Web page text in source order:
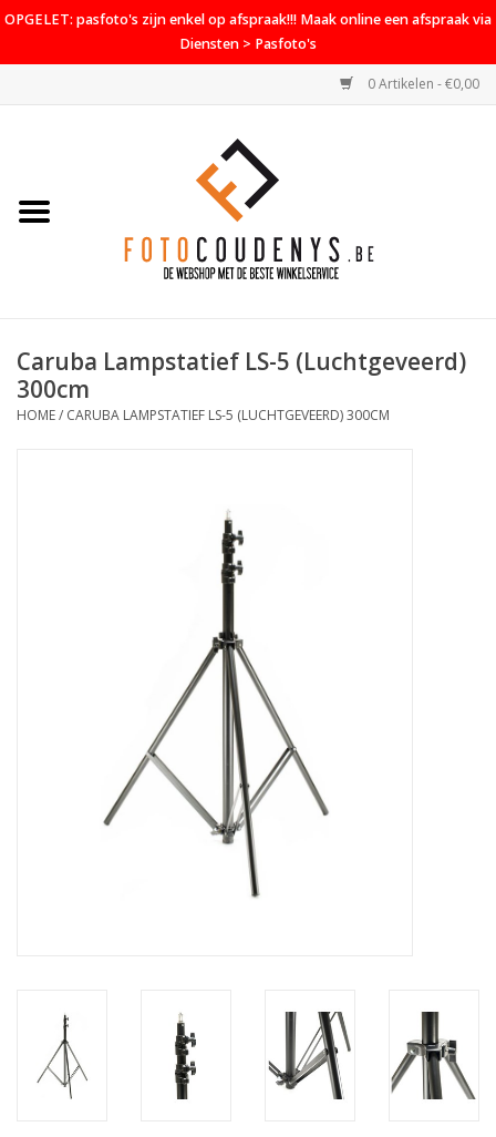
OPGELET: pasfoto's zijn enkel op afspraak!!! Maak online een afspraak via
Diensten > Pasfoto's
0 Artikelen - €0,00
Home
PROMO
Diensten
Caruba Lampstatief LS-5 (Luchtgeveerd)
300cm
HOME/ CARUBA LAMPSTATIEF LS-5 (LUCHTGEVEERD) 300CM